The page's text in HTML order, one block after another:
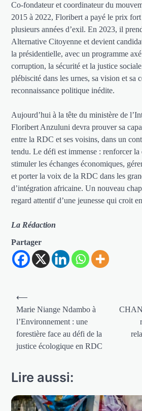
Co-fondateur et coordinateur du
2015 à 2022, Floribert a payé le prix
plusieurs années d’exil. En 2023, il
Alternative Citoyenne et devient
la présidentielle, avec un programme
corruption, la sécurité et la justice
plébiscité dans les urnes, sa vision et sa
reconnaissance politique inédite.
Aujourd’hui à la tête du ministère de
Floribert Anzuluni devra prouver sa
entre la RDC et ses voisins, dans un
tendu. Le défi est immense : renforcer
stimuler les échanges économiques,
et porter la voix de la RDC dans les
d’intégration africaine. Un nouveau
regard attentif d’une jeunesse qui croit
La Rédaction
Partager
Navigation
de
l’article
⟵
Marie Niange Ndambo à
l’Environnement : une
forestière face au défi de la
justice écologique en RDC
Lire aussi: